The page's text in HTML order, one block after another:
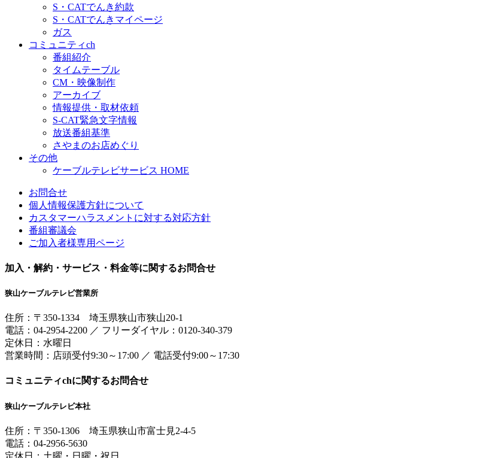
S・CATでんき約款
S・CATでんきマイページ
ガス
コミュニティch
番組紹介
タイムテーブル
CM・映像制作
アーカイブ
情報提供・取材依頼
S-CAT緊急文字情報
放送番組基準
さやまのお店めぐり
その他
ケーブルテレビサービス HOME
お問合せ
個人情報保護方針について
カスタマーハラスメントに対する対応方針
番組審議会
ご加入者様専用ページ
加入・解約・サービス・料金等に関するお問合せ
狭山ケーブルテレビ営業所
住所： 〒350-1334 埼玉県狭山市狭山20-1
電話： 04-2954-2200 ／ フリーダイヤル：0120-340-379
定休日：水曜日
営業時間： 店頭受付9:30～17:00 ／ 電話受付9:00～17:30
コミュニティchに関するお問合せ
狭山ケーブルテレビ本社
住所： 〒350-1306 埼玉県狭山市富士見2-4-5
電話： 04-2956-5630
定休日：土曜・日曜・祝日